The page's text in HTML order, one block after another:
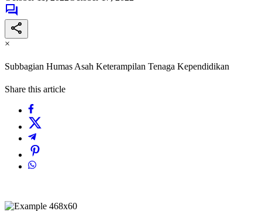
×
Subbagian Humas Asah Keterampilan Tenaga Kependidikan
Share this article